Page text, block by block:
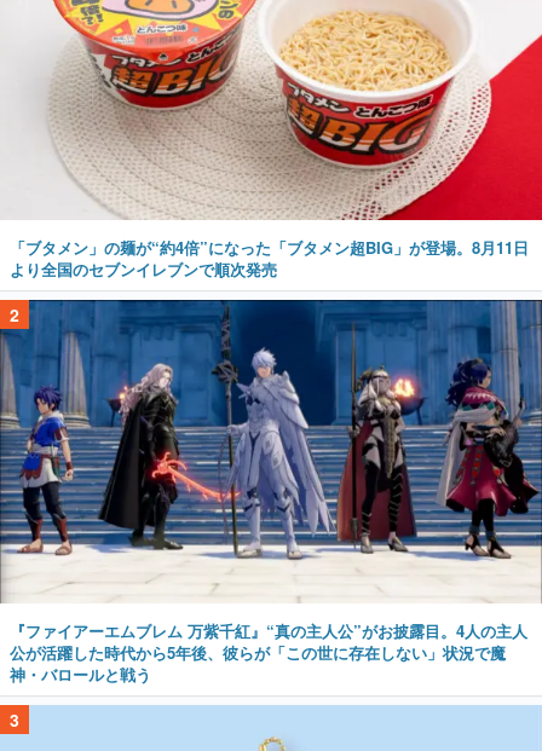
「ブタメン」の麺が“約4倍”になった「ブタメン超BIG」が登場。8月11日
より全国のセブンイレブンで順次発売
2
『ファイアーエムブレム 万紫千紅』“真の主人公”がお披露目。4人の主人
公が活躍した時代から5年後、彼らが「この世に存在しない」状況で魔
神・バロールと戦う
3